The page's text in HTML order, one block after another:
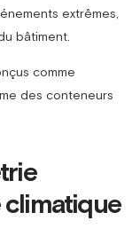
extrêmes,
bâtiment.
comme
des conteneurs